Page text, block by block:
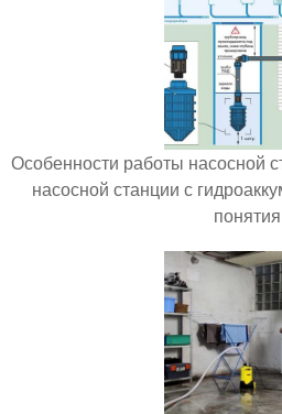
Особенности работы насосной
насосной станции с
понятия